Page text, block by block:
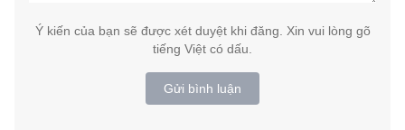
Ý kiến của bạn sẽ được xét duyệt khi đăng. Xin vui lòng gõ
tiếng Việt có dấu.
Gửi bình luận